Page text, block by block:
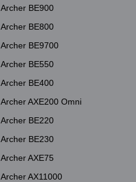
Archer BE900
Archer BE800
Archer BE9700
Archer BE550
Archer BE400
Archer AXE200 Omni
Archer BE220
Archer BE230
Archer AXE75
Archer AX11000